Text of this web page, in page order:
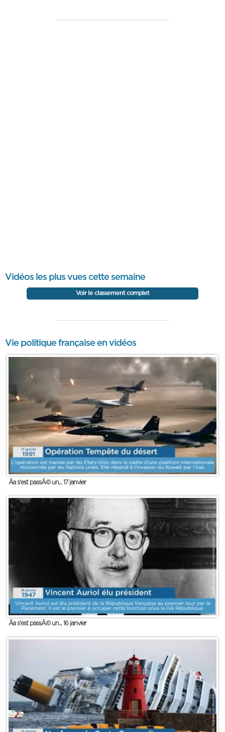
Vidéos les plus vues cette semaine
Voir le classement complet
Vie politique française en vidéos
Ãa s'est passÃ© un... 17 janvier
Ãa s'est passÃ© un... 16 janvier